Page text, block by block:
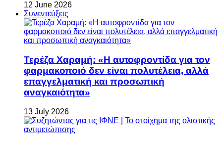
12 June 2026
Συνεντεύξεις
Τερέζα Χαραμή: «Η αυτοφροντίδα για τον
φαρμακοποιό δεν είναι πολυτέλεια, αλλά
επαγγελματική και προσωπική
αναγκαιότητα»
13 July 2026